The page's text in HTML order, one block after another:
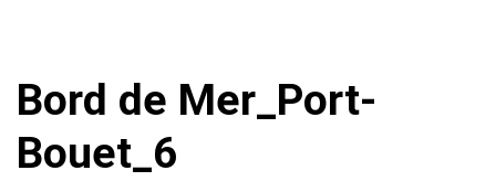
Bord de Mer_Port-
Bouet_6